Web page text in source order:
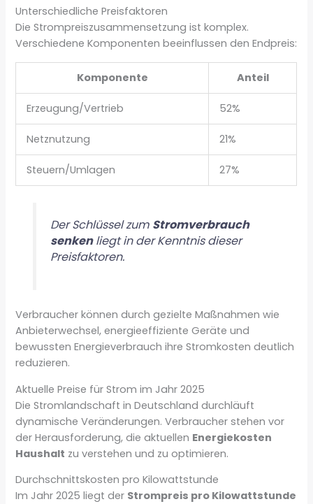
Unterschiedliche Preisfaktoren
Die Strompreiszusammensetzung ist komplex.
Verschiedene Komponenten beeinflussen den Endpreis:
Komponente Anteil
Erzeugung/Vertrieb 52%
Netznutzung 21%
Steuern/Umlagen 27%
Der Schlüssel zum Stromverbrauch
senkenliegt in der Kenntnis dieser
Preisfaktoren.
Verbraucher können durch gezielte Maßnahmen wie
Anbieterwechsel, energieeffiziente Geräte und
bewussten Energieverbrauch ihre Stromkosten deutlich
reduzieren.
Aktuelle Preise für Strom im Jahr 2025
Die Stromlandschaft in Deutschland durchläuft
dynamische Veränderungen. Verbraucher stehen vor
der Herausforderung, die aktuellen Energiekosten
Haushalt zu verstehen und zu optimieren.
Durchschnittskosten pro Kilowattstunde
Im Jahr 2025 liegt der Strompreis pro Kilowattstunde